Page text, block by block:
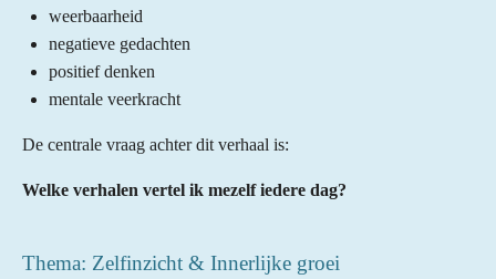
weerbaarheid
negatieve gedachten
positief denken
mentale veerkracht
De centrale vraag achter dit verhaal is:
Welke verhalen vertel ik mezelf iedere dag?
Thema: Zelfinzicht & Innerlijke groei